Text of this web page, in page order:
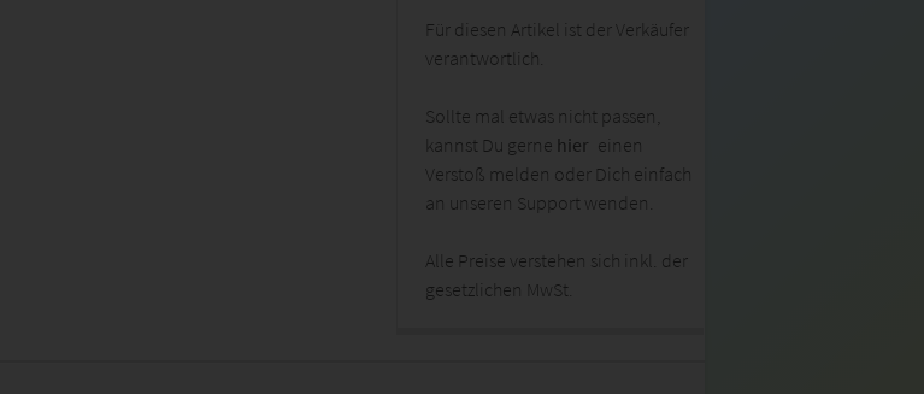
Für diesen Artikel ist der Verkäufer
verantwortlich.
Sollte mal etwas nicht passen,
kannst Du gerne hier einen
Verstoß melden oder Dich einfach
an unseren Support wenden.
Alle Preise verstehen sich inkl. der
gesetzlichen MwSt.